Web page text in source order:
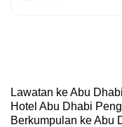
Lawatan ke Abu
Hotel Abu Dhabi
Berkumpulan ke Abu